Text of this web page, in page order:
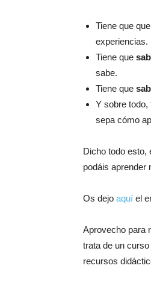
Tiene que
experiencias.
Tiene que
sabe.
Tiene que
Y sobre todo,
sepa cómo
Dicho todo esto,
podáis aprender
Os dejo aquí el
Aprovecho para
trata de un
recursos